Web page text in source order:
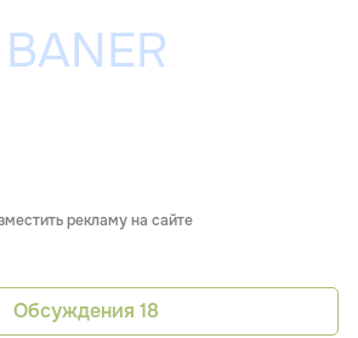
рекламу на сайте
Обсуждения 18